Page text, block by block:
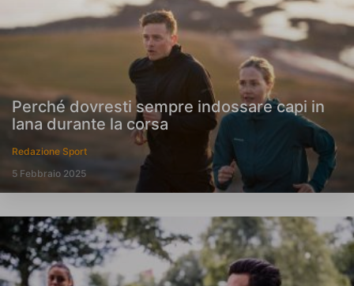
Perché dovresti sempre indossare capi in
lana durante la corsa
Redazione Sport
5 Febbraio 2025